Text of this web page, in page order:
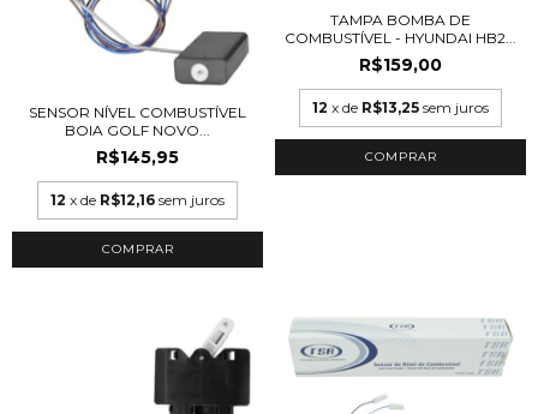
SENSOR NÍVEL COMBUSTÍVEL
BOIA GOLF NOVO...
R$145,95
12 x de R$12,16 sem juros
TAMPA BOMBA DE
COMBUSTÍVEL - HYUNDAI HB2...
R$159,00
12 x de R$13,25 sem juros